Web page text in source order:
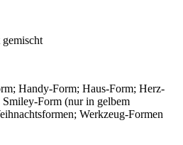
Handy-Form; Haus-Form; Herz-
Form (nur in gelbem
Werkzeug-Formen